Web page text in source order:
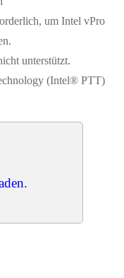
um Intel vPro
unterstützt.
(Intel® PTT)